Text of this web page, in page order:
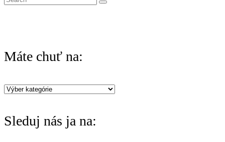
c
f
o
Máte chuť na:
Máte
na:
Sleduj nás ja na: